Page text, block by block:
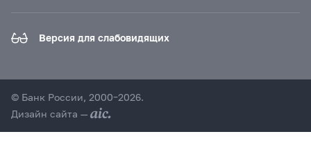
Версия для слабовидящих
© Банк России, 2000–2026.
Дизайн сайта —